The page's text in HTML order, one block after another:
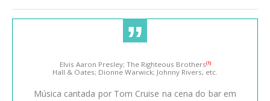
Elvis Aaron Presley; The Righteous Brothers(1)
Hall & Oates; Dionne Warwick; Johnny Rivers, etc.
Música cantada por Tom Cruise na cena do bar em